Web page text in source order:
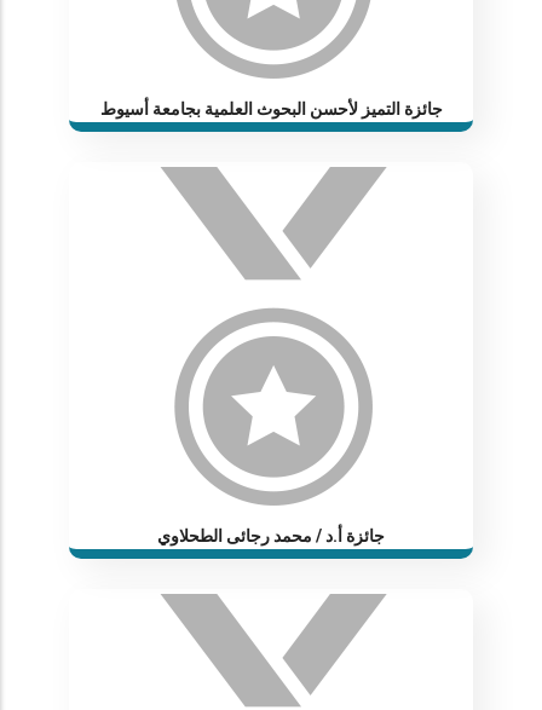
جائزة التميز لأحسن البحوث العلمية بجامعة أسيوط
جائزة أ.د / محمد رجائى الطحلاوي